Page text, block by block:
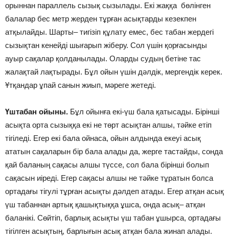
орыннан параллель сызық сызылады. Екі жаққа бөлінген
балалар бес метр жерден тұрған асықтарды кезекпен
атқылайды. Шарты– тигізіп құлату емес, бес табан жердегі
сызықтан кенейді шығарып жіберу. Сол үшін қорғасынды
ауыр сақалар қолданылады. Оларды судың бетіне тас
жалақтай лақтырады. Бұл ойын үшін дәлдік, мергендік керек.
Ұтқандар ұпай санын жиып, мәреге жетеді.
Үштабан ойыны. Бұл ойынға екі-үш бала қатысады. Бірінші
асықта орта сызыққа екі не төрт асықтан алшы, тәйке етіп
тігіледі. Егер екі бала ойнаса, ойын алдында екеуі асық
ататын сақаларын бір бала алады да, жерге тастайды, сонда
қай баланың сақасы алшы түссе, сол бала бірінші болып
сақасын иіреді. Егер сақасы алшы не тәйке тұратын болса
ортадағы тігулі тұрған асықты дәлдеп атады. Егер атқан асық
үш табаннан артық қашықтыққа ұшса, онда асық– атқан
баланікі. Сөйтіп, барлық асықты үш табан ұшырса, ортадағы
тігілген асықтың, барлығын асық атқан бала жинап алады.